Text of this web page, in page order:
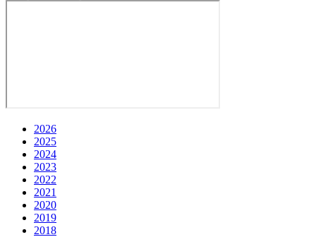
2026
2025
2024
2023
2022
2021
2020
2019
2018